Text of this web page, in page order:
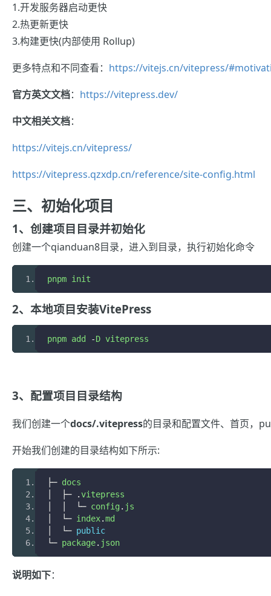
1.开发服务器启动更快
2.热更新更快
3.构建更快(内部使用 Rollup)
更多特点和不同查看： https://vitejs.cn/vitepress/
官方英文文档： https://vitepress.dev/
中文相关文档：
https://vitejs.cn/vitepress/
https://vitepress.qzxdp.cn/reference/site-config.html
三、初始化项目
1、创建项目目录并初始化
创建一个qianduan8目录，进入到目录，执行初始化命令
pnpm init
2、本地项目安装VitePress
pnpm add -D vitepress
3、配置项目目录结构
我们创建一个docs/.vitepress的目录和配置文件、首页，
开始我们创建的目录结构如下所示:
├─ docs
├─ .vitepress
└─ config . js
└─ index.md
└─ public
└─ package. json
说明如下：